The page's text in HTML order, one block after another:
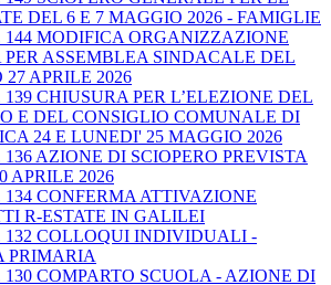
DEL 6 E 7 MAGGIO 2026 - FAMIGLIE
144 MODIFICA ORGANIZZAZIONE
PER ASSEMBLEA SINDACALE DEL
27 APRILE 2026
139 CHIUSURA PER L’ELEZIONE DEL
E DEL CONSIGLIO COMUNALE DI
24 E LUNEDI' 25 MAGGIO 2026
136 AZIONE DI SCIOPERO PREVISTA
APRILE 2026
134 CONFERMA ATTIVAZIONE
R-ESTATE IN GALILEI
132 COLLOQUI INDIVIDUALI -
PRIMARIA
130 COMPARTO SCUOLA - AZIONE DI